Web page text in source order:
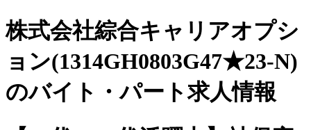
株式会社綜合キャリアオプシ
ョン(1314GH0803G47★23-N)
のバイト・パート求人情報